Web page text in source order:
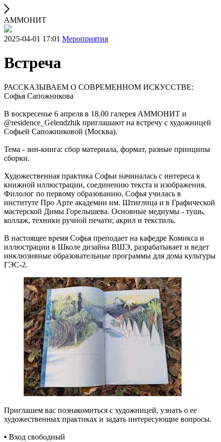
АММОНИТ
2025-04-01 17:01 Мероприятия
Встреча
РАССКАЗЫВАЕМ О СОВРЕМЕННОМ ИСКУССТВЕ:
Софья Сапожникова
В воскресенье 6 апреля в 18.00 галерея АММОНИТ и
@residence_Gelendzhik приглашают на встречу с художницей
Софьей Сапожниковой (Москва).
Тема - зин-книга: сбор материала, формат, разные принципы
сборки.
Художественная практика Софьи начиналась с интереса к
книжной иллюстрации, соединению текста и изображения.
Филолог по первому образованию, Софья училась в
институте Про Арте академии им. Штиглица и в Графической
мастерской Димы Горелышева. Основные медиумы - тушь,
коллаж, техники ручной печати; акрил и текстиль.
В настоящее время Софья преподает на кафедре Комикса и
иллюстрации в Школе дизайна ВШЭ, разрабатывает и ведет
инклюзивные образовательные программы для дома культуры
ГЭС-2.
Приглашем вас познакомиться с художницей, узнать о ее
художественных практиках и задать интересующие вопросы.
▪️ Вход свободный